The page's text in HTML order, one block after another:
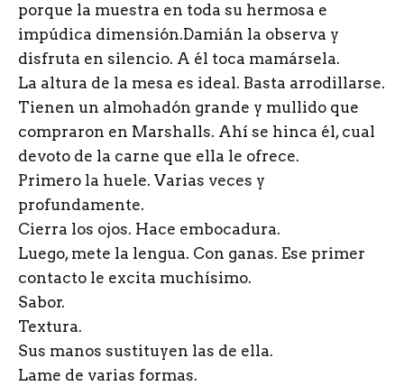
porque la muestra en toda su hermosa e
impúdica dimensión.Damián la observa y
disfruta en silencio. A él toca mamársela.
La altura de la mesa es ideal. Basta arrodillarse.
Tienen un almohadón grande y mullido que
compraron en Marshalls. Ahí se hinca él, cual
devoto de la carne que ella le ofrece.
Primero la huele. Varias veces y
profundamente.
Cierra los ojos. Hace embocadura.
Luego, mete la lengua. Con ganas. Ese primer
contacto le excita muchísimo.
Sabor.
Textura.
Sus manos sustituyen las de ella.
Lame de varias formas.